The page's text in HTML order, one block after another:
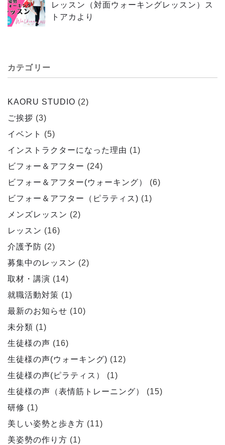
レッスン（対面ウォーキングレッスン）ス
トアカより
カテゴリー
KAORU STUDIO (2)
ご挨拶 (3)
イベント
(5)
インストラクターになった理由 (1)
ビフォー＆アフター (24)
ビフォー＆アフター(ウォーキング）
(6)
ビフォー＆アフター（ピラティス) (1)
メンズレッスン (2)
レッスン (16)
介護予防 (2)
募集中のレッスン (2)
取材・講演 (14)
就職活動対策 (1)
最新のお知らせ (10)
未分類 (1)
生徒様の声 (16)
生徒様の声(ウォーキング) (12)
生徒様の声(ピラティス）
(1)
生徒様の声（表情筋トレーニング）
(15)
研修 (1)
美しい姿勢と歩き方 (11)
美姿勢の作り方 (1)